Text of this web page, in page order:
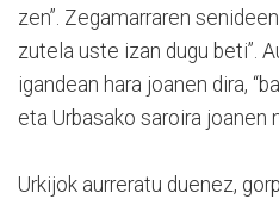
zen”. Zegamarraren
zutela uste izan dugu beti”.
igandean hara joanen dira,
eta Urbasako saroira joanen
Urkijok aurreratu duenez,